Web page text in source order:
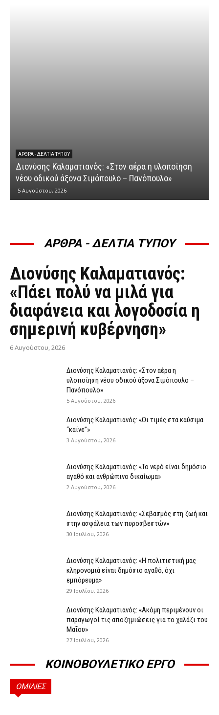
ΆΡΘΡΑ - ΔΕΛΤΊΑ ΤΎΠΟΥ
Διονύσης Καλαματιανός: «Στον αέρα η υλοποίηση
νέου οδικού άξονα Σιμόπουλο – Πανόπουλο»
5 Αυγούστου, 2026
ΑΡΘΡΑ - ΔΕΛΤΙΑ ΤΥΠΟΥ
ΆΡΘΡΑ - ΔΕΛΤΊΑ ΤΎΠΟΥ
Διονύσης Καλαματιανός:
«Πάει πολύ να μιλά για
διαφάνεια και λογοδοσία η
σημερινή κυβέρνηση»
6 Αυγούστου, 2026
Διονύσης Καλαματιανός: «Στον αέρα η
υλοποίηση νέου οδικού άξονα Σιμόπουλο –
Πανόπουλο»
5 Αυγούστου, 2026
Διονύσης Καλαματιανός: «Οι τιμές στα καύσιμα
“καίνε”»
3 Αυγούστου, 2026
Διονύσης Καλαματιανός: «Το νερό είναι δημόσιο
αγαθό και ανθρώπινο δικαίωμα»
2 Αυγούστου, 2026
Διονύσης Καλαματιανός: «Σεβασμός στη ζωή και
στην ασφάλεια των πυροσβεστών»
30 Ιουλίου, 2026
Διονύσης Καλαματιανός: «Η πολιτιστική μας
κληρονομιά είναι δημόσιο αγαθό, όχι
εμπόρευμα»
29 Ιουλίου, 2026
Διονύσης Καλαματιανός: «Ακόμη περιμένουν οι
παραγωγοί τις αποζημιώσεις για το χαλάζι του
Μαΐου»
27 Ιουλίου, 2026
ΚΟΙΝΟΒΟΥΛΕΤΙΚΟ ΕΡΓΟ
ΟΜΙΛΙΕΣ
ΟΜΙΛΊΕΣ